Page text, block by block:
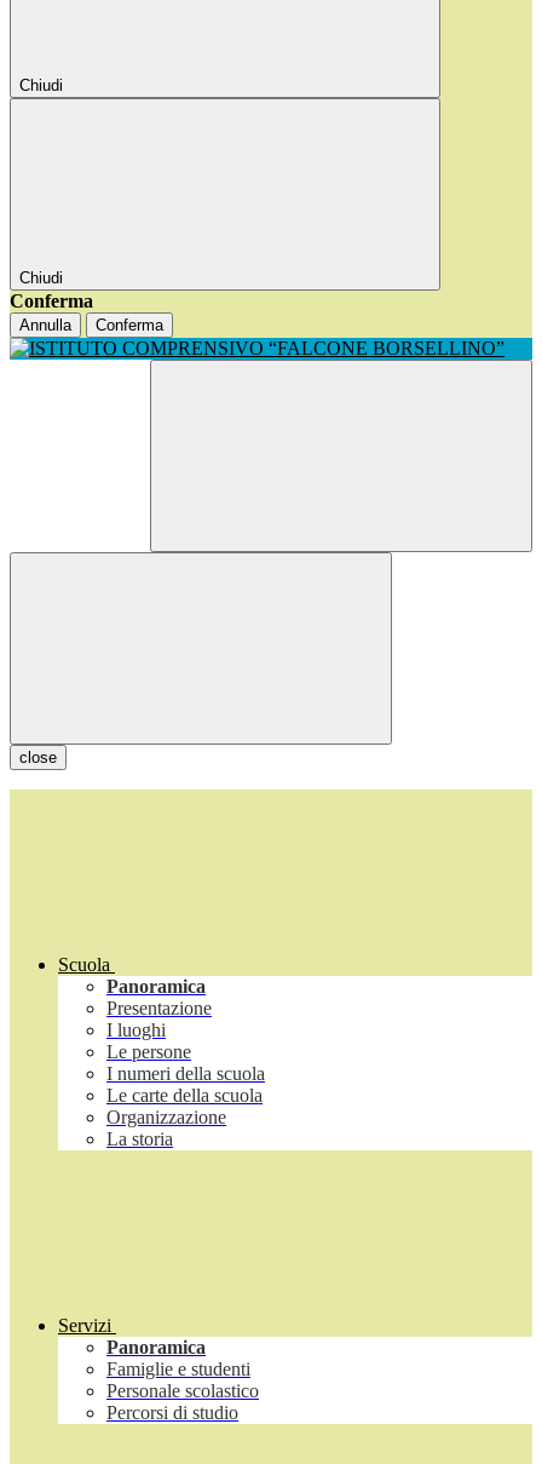
Chiudi
Chiudi
Conferma
Annulla Conferma
close
Scuola
Panoramica
Presentazione
I luoghi
Le persone
I numeri della scuola
Le carte della scuola
Organizzazione
La storia
Servizi
Panoramica
Famiglie e studenti
Personale scolastico
Percorsi di studio